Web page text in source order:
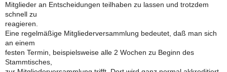
Mitglieder an Entscheidungen teilhaben zu lassen und trotzdem
schnell zu
reagieren.
Eine regelmäßige Mitgliederversammlung bedeutet, daß man sich
an einem
festen Termin, beispielsweise alle 2 Wochen zu Beginn des
Stammtisches,